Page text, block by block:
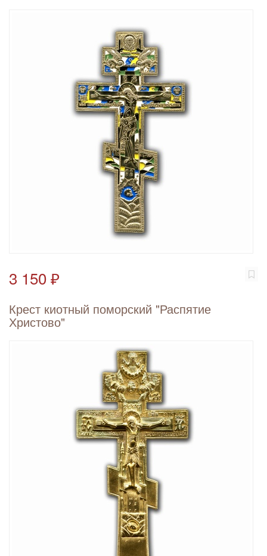
3 150 ₽
Крест киотный поморский "Распятие
Христово"